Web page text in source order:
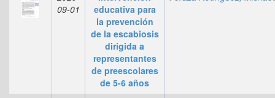
09-01
educativa para
la prevención
de la escabiosis
dirigida a
representantes
de preescolares
de 5-6 años